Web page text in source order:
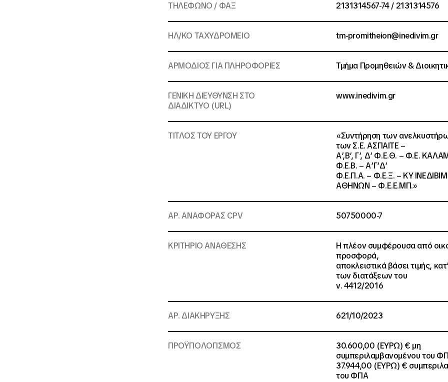
ΤΗΛΕΦΩΝΟ / ΦΑΞ 2131314567-74 / 2131314576
ΗΛ/ΚΟ ΤΑΧΥΔΡΟΜΕΙΟ tm-promitheion@inedivim.gr
ΑΡΜΟΔΙΟΣ ΓΙΑ ΠΛΗΡΟΦΟΡΙΕΣ Τμήμα Προμηθειών &
ΓΕΝΙΚΗ ΔΙΕΥΘΥΝΣΗ ΣΤΟ
ΔΙΑΔΙΚΤΥΟ (URL)
www.inedivim.gr
ΤΙΤΛΟΣ ΤΟΥ ΕΡΓΟΥ
«Συντήρηση των
των Σ.Ε. ΑΣΠΑΙΤΕ –
Α’,Β’, Γ’, Δ’ Φ.Ε.Θ. – Φ.Ε.
Φ.Ε.Β. – Α’Γ’Δ’
Φ.Ε.Π.Α. – Φ.Ε.Ξ. – ΚΥ
ΑΘΗΝΩΝ – Φ.Ε.Ε.ΜΠ.»
ΑΡ. ΑΝΑΦΟΡΑΣ CPV 50750000-7
ΚΡΙΤΗΡΙΟ ΑΝΑΘΕΣΗΣ
Η πλέον συμφέρουσα από
προσφορά,
αποκλειστικά βάσει τιμής,
των διατάξεων του
ν. 4412/2016
ΑΡ. ΔΙΑΚΗΡΥΞΗΣ 621/10/2023
ΠΡΟΫΠΟΛΟΓΙΣΜΟΣ
30.600,00 (ΕΥΡΩ) € μη
συμπεριλαμβανομένου του
37.944,00 (ΕΥΡΩ) €
του ΦΠΑ